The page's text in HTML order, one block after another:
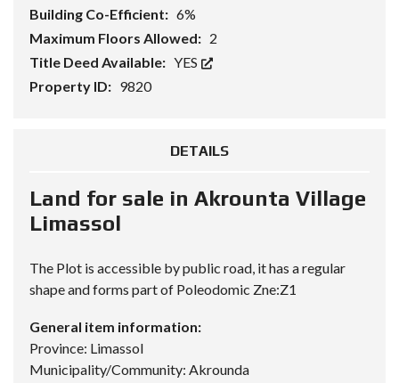
Building Co-Efficient: 6%
Maximum Floors Allowed: 2
Title Deed Available: YES
Property ID: 9820
DETAILS
Land for sale in Akrounta Village
Limassol
The Plot is accessible by public road, it has a regular
shape and forms part of Poleodomic Zne:Z1
General item information:
Province: Limassol
Municipality/Community: Akrounda